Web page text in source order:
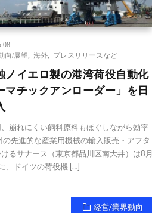
向/展望 ,海外 プレスリリースなど
ノイエロ製の港湾荷役自動化
マチックアンローダー」を日
崩れにくい飼料原料もほぐしながら効率
の先進的な産業用機械の輸入販売・アフタ
るサナース（東京都品川区南大井）は8月
、ドイツの荷役機 […]
経営/業界動向